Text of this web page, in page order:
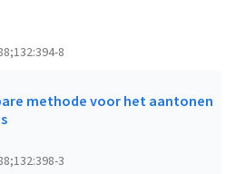
8
methode voor het aantonen
3